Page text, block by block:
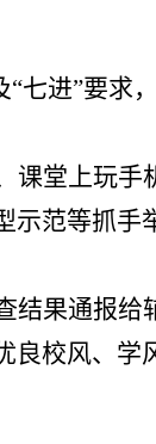
七进”要求
课堂上玩手
范等抓手
结果通报给
校风、学